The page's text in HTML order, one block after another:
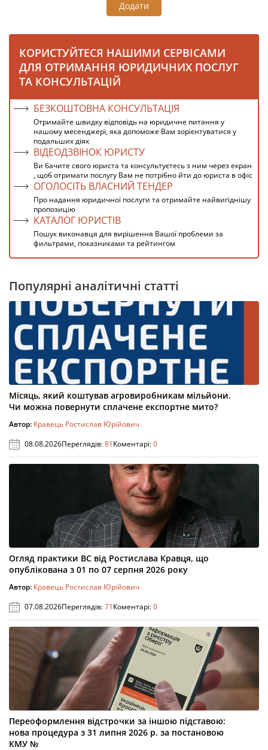
Додати
КОРИСТУЙТЕСЯ НАШИМИ СЕРВІСАМИ
ДЛЯ ОТРИМАННЯ ЮРИДИЧНИХ ПОСЛУГ
ТА КОНСУЛЬТАЦІЙ
БЕЗКОШТОВНА КОНСУЛЬТАЦІЯ
Отримайте швидку відповідь на юридичне питання у
нашому месенджері, яка допоможе Вам зорієнтуватися у
подальших діях
ВІДЕОДЗВІНОК ЮРИСТУ
Ви бачите свого юриста та консультуєтесь з ним через екран
, щоб отримати послугу Вам не потрібно йти до юриста в офіс
ОГОЛОСІТЬ ВЛАСНИЙ ТЕНДЕР
Про надання юридичної послуги та отримайте найвигіднішу
пропозицію
КАТАЛОГ ЮРИСТІВ
Пошук виконавця для вирішення Вашої проблеми за
фильтрами, показниками та рейтингом
Популярні аналітичні статті
Місяць, який коштував агровиробникам мільйони.
Чи можна повернути сплачене експортне мито?
Автор: Кравець Ростислав Юрійович
08.08.2026Переглядів:81Коментарі:0
Огляд практики ВС від Ростислава Кравця, що
опублікована з 01 по 07 серпня 2026 року
Автор: Кравець Ростислав Юрійович
07.08.2026Переглядів:71Коментарі:0
Переоформлення відстрочки за іншою підставою:
нова процедура з 31 липня 2026 р. за постановою
КМУ №